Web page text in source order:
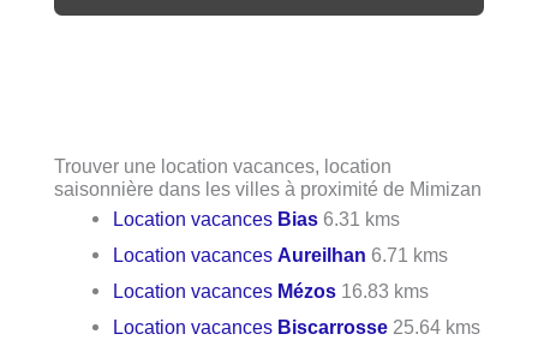
Trouver une location vacances, location
saisonnière dans les villes à proximité de Mimizan
Location vacances Bias 6.31 kms
Location vacancesAureilhan 6.71 kms
Location vacances Mézos 16.83 kms
Location vacances Biscarrosse 25.64 kms